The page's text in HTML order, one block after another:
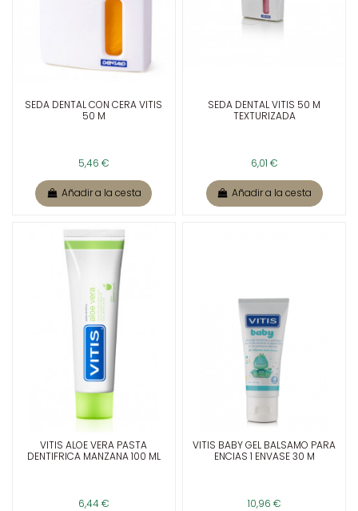
SEDA DENTAL CON CERA VITIS
50 M
5,46 €
Añadir a la cesta
SEDA DENTAL VITIS 50 M
TEXTURIZADA
6,01 €
Añadir a la cesta
VITIS ALOE VERA PASTA
DENTIFRICA MANZANA 100 ML
6,44 €
VITIS BABY GEL BALSAMO PARA
ENCIAS 1 ENVASE 30 M
10,96 €